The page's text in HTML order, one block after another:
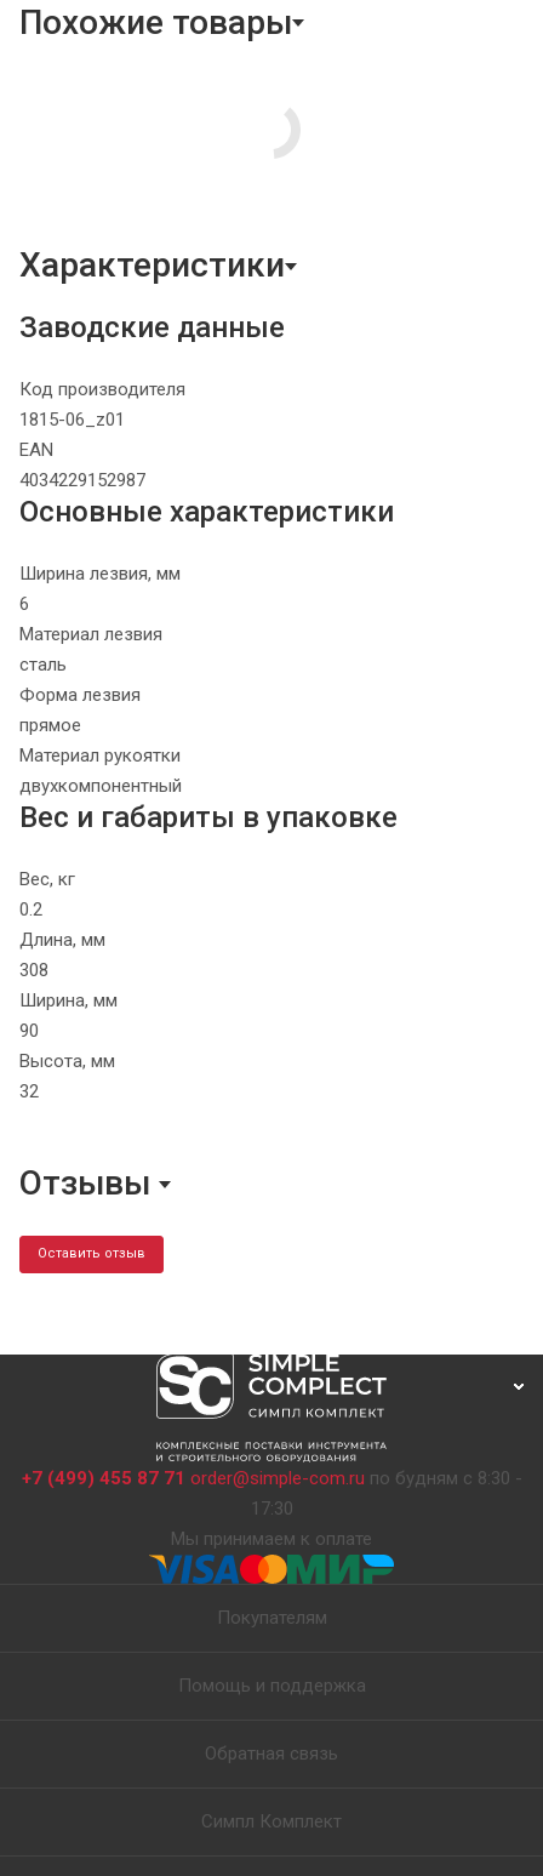
Похожие товары
Характеристики
Заводские данные
Код производителя
1815-06_z01
EAN
4034229152987
Основные характеристики
Ширина лезвия, мм
6
Материал лезвия
сталь
Форма лезвия
прямое
Материал рукоятки
двухкомпонентный
Вес и габариты в упаковке
Вес, кг
0.2
Длина, мм
308
Ширина, мм
90
Высота, мм
32
Отзывы
Оставить отзыв
+7 (499) 455 87 71 order@simple-com.ru по будням с 8:30 -
17:30
Мы принимаем к оплате
Покупателям
Помощь и поддержка
Обратная связь
Симпл Комплект